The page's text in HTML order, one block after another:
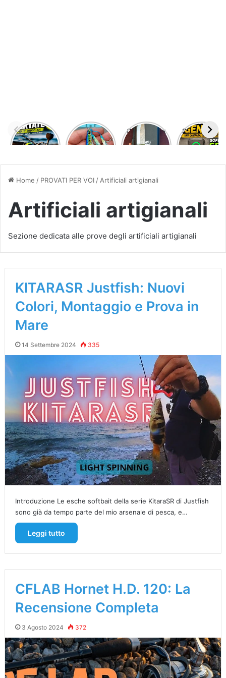
DAIWA
CERTATE
JIGGING
PRO
GRAMMI
Odenwolf x
Kurpfalz
kidex
allaccio
cintura –
SOFIRN SE1
MINI
MAGNETICA
Home / PROVATI PER VOI / Artificiali artigianali
Artificiali artigianali
Sezione dedicata alle prove degli artificiali artigianali
KITARASR Justfish: Nuovi
Colori, Montaggio e Prova in
Mare
14 Settembre 2024 335
Introduzione Le esche softbait della serie KitaraSR di Justfish
sono già da tempo parte del mio arsenale di pesca, e…
Leggi tutto
CFLAB Hornet H.D. 120: La
Recensione Completa
3 Agosto 2024 372